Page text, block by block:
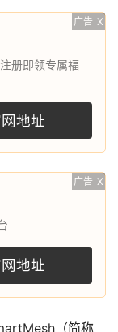
广告 X
册即领专属福
地址
广告 X
地址
（简称